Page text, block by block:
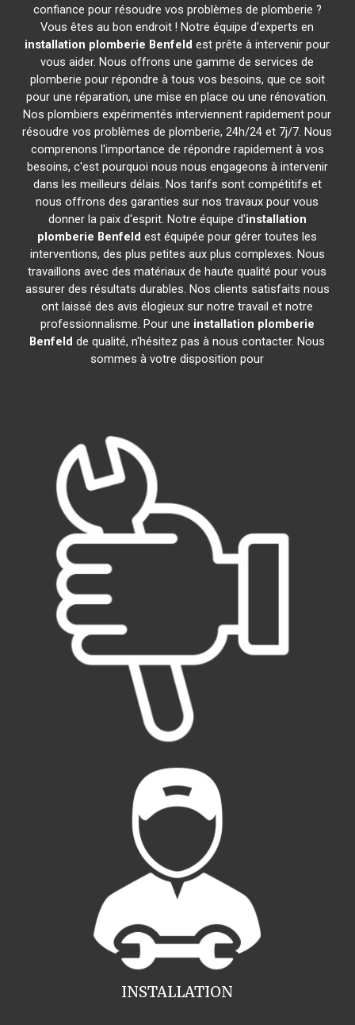
confiance pour résoudre vos problèmes de plomberie ?
Vous êtes au bon endroit ! Notre équipe d'experts en
installation plomberie Benfeld est prête à intervenir pour
vous aider. Nous offrons une gamme de services de
plomberie pour répondre à tous vos besoins, que ce soit
pour une réparation, une mise en place ou une rénovation.
Nos plombiers expérimentés interviennent rapidement pour
résoudre vos problèmes de plomberie, 24h/24 et 7j/7. Nous
comprenons l'importance de répondre rapidement à vos
besoins, c'est pourquoi nous nous engageons à intervenir
dans les meilleurs délais. Nos tarifs sont compétitifs et
nous offrons des garanties sur nos travaux pour vous
donner la paix d'esprit. Notre équipe d'installation
plomberie Benfeld est équipée pour gérer toutes les
interventions, des plus petites aux plus complexes. Nous
travaillons avec des matériaux de haute qualité pour vous
assurer des résultats durables. Nos clients satisfaits nous
ont laissé des avis élogieux sur notre travail et notre
professionnalisme. Pour une installation plomberie
Benfeld de qualité, n'hésitez pas à nous contacter. Nous
sommes à votre disposition pour
INSTALLATION